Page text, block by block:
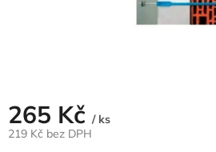
265 Kč / ks
219 Kč bez DPH